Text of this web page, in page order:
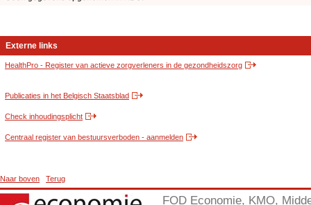
Externe links
HealthPro - Register van actieve zorgverleners in de gezondheidszorg
Publicaties in het Belgisch Staatsblad
Check inhoudingsplicht
Centraal register van bestuursverboden - aanmelden
Naar boven Terug
FOD Economie, KMO,